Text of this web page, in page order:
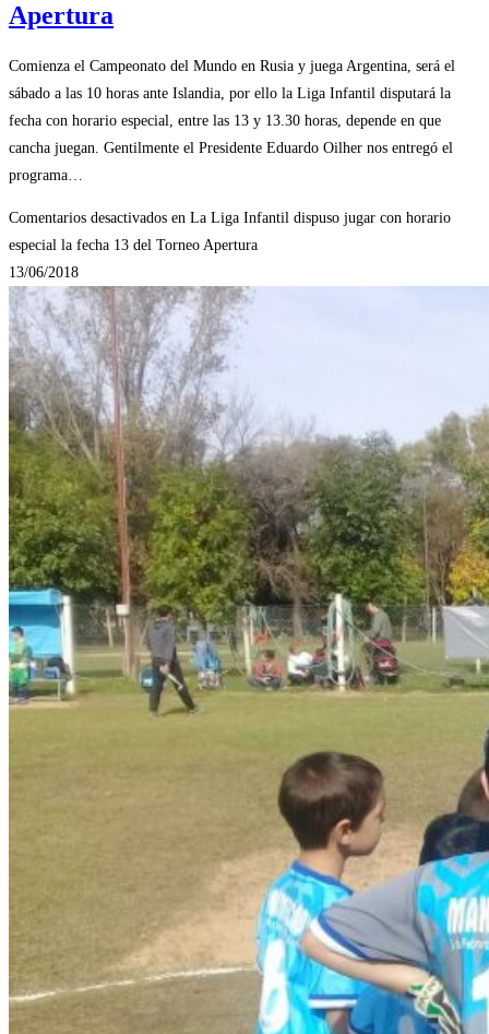
Apertura
Comienza el Campeonato del Mundo en Rusia y juega Argentina, será el
sábado a las 10 horas ante Islandia, por ello la Liga Infantil disputará la
fecha con horario especial, entre las 13 y 13.30 horas, depende en que
cancha juegan. Gentilmente el Presidente Eduardo Oilher nos entregó el
programa…
Comentarios desactivados en La Liga Infantil dispuso jugar con horario
especial la fecha 13 del Torneo Apertura
13/06/2018